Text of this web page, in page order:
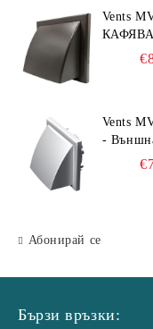
Vents
Vents
-
Абонирай се
Бързи връзки: